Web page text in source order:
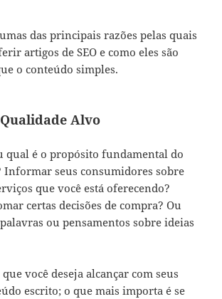
das principais razões pelas quais
artigos de SEO e como eles são
o conteúdo simples.
Alvo
qual é o propósito fundamental do
Informar seus consumidores sobre
que você está oferecendo?
certas decisões de compra? Ou
ou pensamentos sobre ideias
você deseja alcançar com seus
escrito; o que mais importa é se